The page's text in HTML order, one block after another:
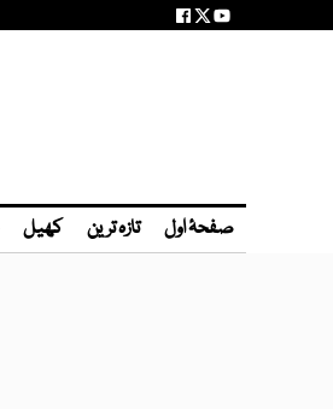
صفحۂ اول تازہ ترین کھیل